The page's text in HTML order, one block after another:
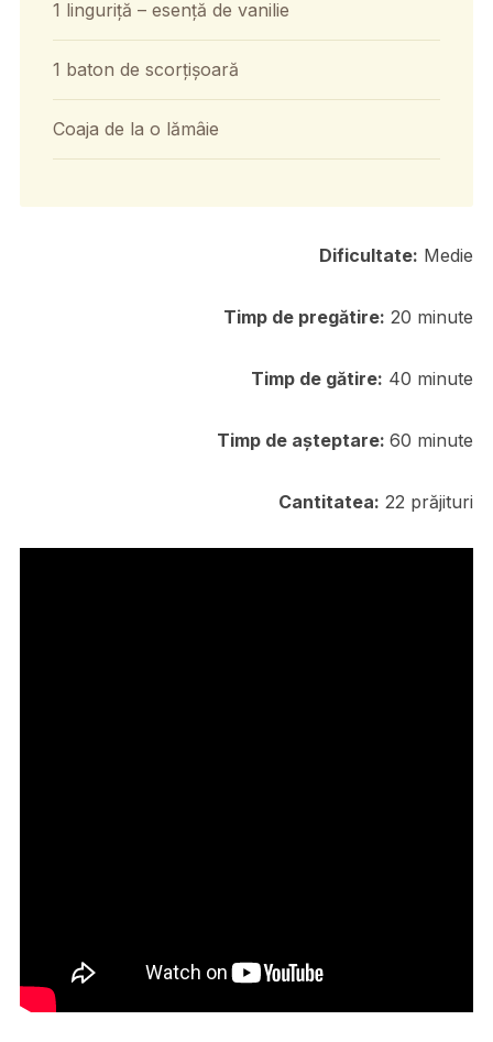
1 linguriță – esență de vanilie
1 baton de scorțișoară
Coaja de la o lămâie
Dificultate: Medie
Timp de pregătire: 20 minute
Timp de gătire: 40 minute
Timp de așteptare:60 minute
Cantitatea: 22 prăjituri